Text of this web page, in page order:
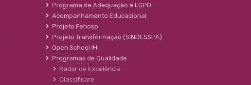
Programa de Adequação à LGPD
Acompanhamento Educacional
Projeto Fehosp
Projeto Transformação (SINDESSPA)
Open School IHI
Programas de Qualidade
Radar de Excelência
Classificare